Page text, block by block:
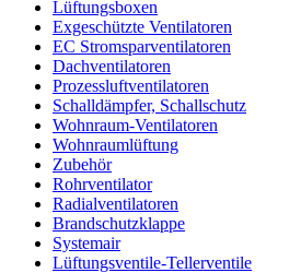
Lüftungsboxen
Exgeschützte Ventilatoren
EC Stromsparventilatoren
Dachventilatoren
Prozessluftventilatoren
Schalldämpfer, Schallschutz
Wohnraum-Ventilatoren
Wohnraumlüftung
Zubehör
Rohrventilator
Radialventilatoren
Brandschutzklappe
Systemair
Lüftungsventile-Tellerventile